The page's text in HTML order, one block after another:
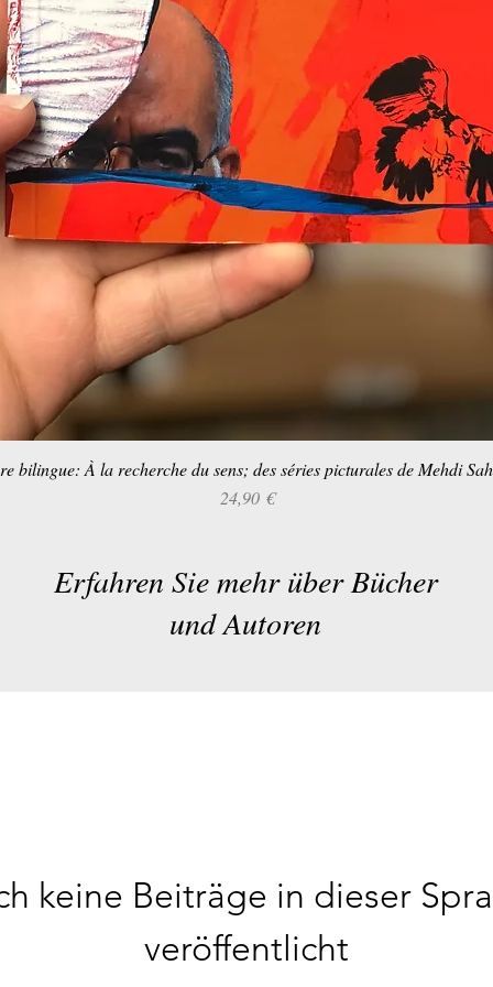
Schnellansicht
bilingue: À la recherche du sens; des séries picturales de Mehdi
Preis
24,90 €
Erfahren Sie mehr über Bücher
und Autoren
keine Beiträge in dieser
veröffentlicht